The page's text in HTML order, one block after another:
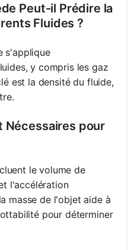
Peut-il Prédire la
Fluides ?
s'applique
y compris les gaz
est la densité du fluide,
Nécessaires pour
le volume de
l'accélération
masse de l'objet aide à
pour déterminer